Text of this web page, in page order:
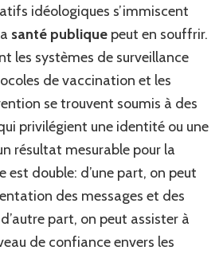
idéologiques s’immiscent
santé publique peut en souffrir.
les systèmes de surveillance
de vaccination et les
se trouvent soumis à des
privilégient une identité ou une
résultat mesurable pour la
est double: d’une part, on peut
des messages et des
part, on peut assister à
de confiance envers les